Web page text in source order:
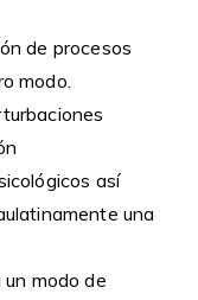
de procesos
modo.
así
una
modo de